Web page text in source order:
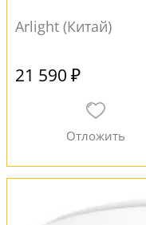
Arlight (Китай)
21 590 ₽